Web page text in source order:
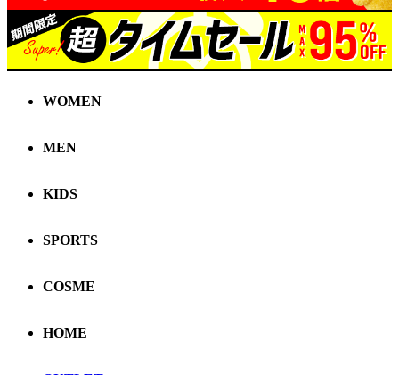
WOMEN
MEN
KIDS
SPORTS
COSME
HOME